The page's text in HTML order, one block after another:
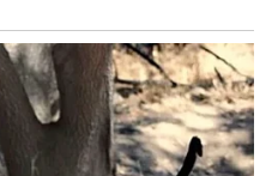
početak, velike uspjehe i
u najljepšem sjećanju.